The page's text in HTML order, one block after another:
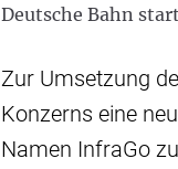
Deutsche Bahn
Zur Umsetzung
Konzerns eine
Namen InfraGo